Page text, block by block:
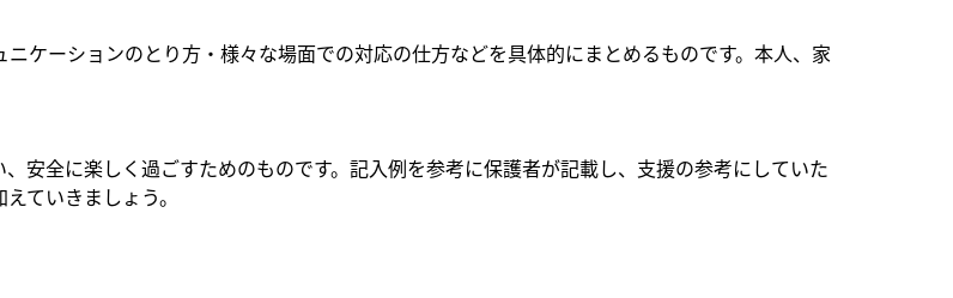
ケーションのとり方・様々な場面での対応の仕方などを具体的にまとめるものです。 本人、家
安全に楽しく過ごすためのものです。記入例を参考に保護者が記載し、支援の参考にしていた
ていきましょう。